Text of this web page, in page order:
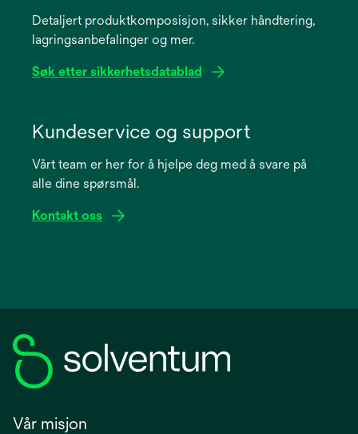
newDetaljert produktkomposisjon, sikker håndtering,
lagringsanbefalinger og mer.
Søk etter sikkerhetsdatablad
new
Kundeservice og support
Vårt team er her for å hjelpe deg med å svare på
alle dine spørsmål.
Kontakt oss
Vår misjon